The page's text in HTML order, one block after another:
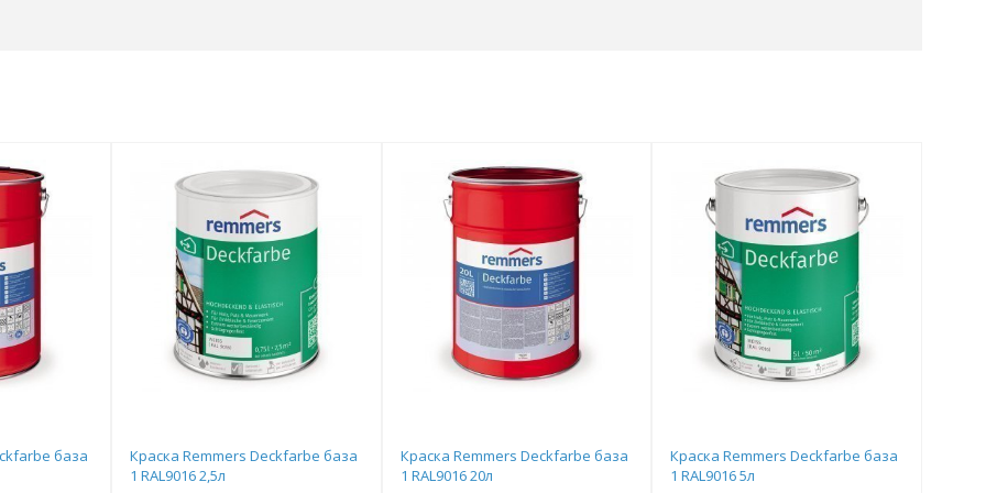
база
Краска Remmers Deckfarbe база
1 RAL9016 2,5л
Краска Remmers Deckfarbe база
1 RAL9016 20л
Краска Remmers Deckfarbe база
1 RAL9016 5л